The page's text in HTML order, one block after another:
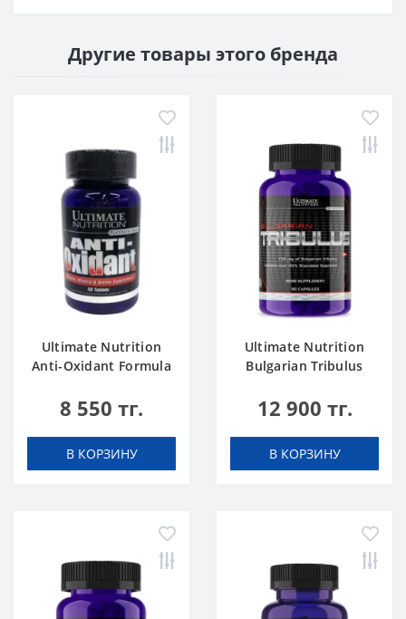
Другие товары этого бренда
Ultimate Nutrition
Anti-Oxidant Formula
8 550 тг.
В КОРЗИНУ
Ultimate Nutrition
Bulgarian Tribulus
12 900 тг.
В КОРЗИНУ